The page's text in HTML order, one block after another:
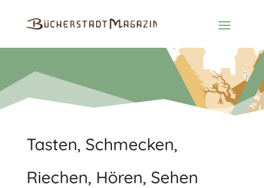
Tasten, Schmecken,
Riechen, Hören, Sehen